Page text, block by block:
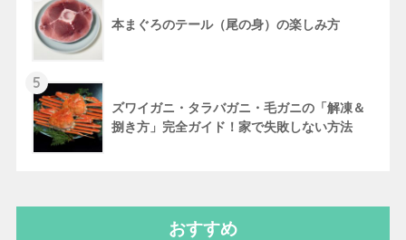
本まぐろのテール（尾の身）の楽しみ方
5
ズワイガニ・タラバガニ・毛ガニの「解凍＆
捌き方」完全ガイド！家で失敗しない方法
おすすめ